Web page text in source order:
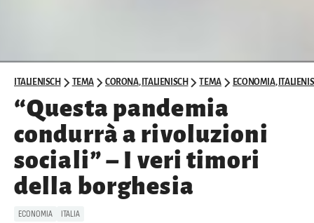
ITALIENISCH TEMA CORONA, ITALIENISCH TEMA ECONOMIA,
“Questa pandemia
condurrà a rivoluzioni
sociali” – I veri timori
della borghesia
ECONOMIA ITALIA